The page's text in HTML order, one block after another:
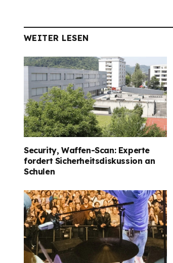
WEITER LESEN
Security, Waffen-Scan: Experte
fordert Sicherheitsdiskussion an
Schulen